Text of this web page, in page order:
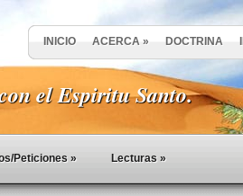
INICIO ACERCA » DOCTRINA
el Espiritu Santo.
Peticiones » Lecturas »